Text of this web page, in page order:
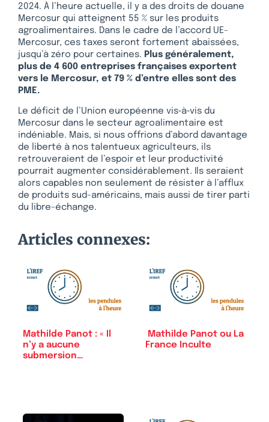
2024. À l’heure actuelle, il y a des droits de douane
Mercosur qui atteignent 55 % sur les produits
agroalimentaires. Dans le cadre de l’accord UE-
Mercosur, ces taxes seront fortement abaissées,
jusqu’à zéro pour certaines. Plus généralement,
plus de 4 600 entreprises françaises exportent
vers le Mercosur, et 79 % d’entre elles sont des
PME.
Le déficit de l’Union européenne vis‑à‑vis du
Mercosur dans le secteur agroalimentaire est
indéniable. Mais, si nous offrions d’abord davantage
de liberté à nos talentueux agriculteurs, ils
retrouveraient de l’espoir et leur productivité
pourrait augmenter considérablement. Ils seraient
alors capables non seulement de résister à l’afflux
de produits sud-américains, mais aussi de tirer parti
du libre-échange.
Articles connexes:
Mathilde Panot : « Il
n’y a aucune
submersion…
Mathilde Panot ou La
France Inculte